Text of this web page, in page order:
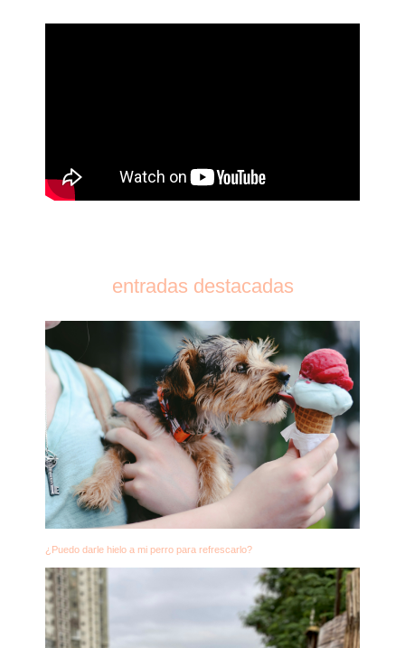
entradas destacadas
¿Puedo darle hielo a mi perro para refrescarlo?